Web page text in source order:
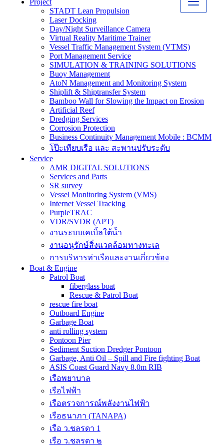
Project
STADT Lean Propulsion
Laser Docking
Day/Night Surveillance Camera
Virtual Reality Maritime Trainer
Vessel Traffic Management System (VTMS)
Port Management Service
SIMULATION & TRAINING SOLUTIONS
Buoy Management
AtoN Management and Monitoring System
Shiplift & Shiptransfer System
Bamboo Wall for Slowing the Impact on Erosion
Artificial Reef
Dredging Services
Corrosion Protection
Business Continuity Management Mobile : BCMM
โป๊ะเทียบเรือ และ สะพานปรับระดับ
Service
AMR DIGITAL SOLUTIONS
Services and Parts
SR survey
Vessel Monitoring System (VMS)
Internet Vessel Tracking
PurpleTRAC
VDR/SVDR (APT)
งานระบบเคเบิ้ลใต้น้ำ
งานอนุรักษ์สิ่งแวดล้อมทางทะเล
การบริหารท่าเรือและงานเกี่ยวข้อง
Boat & Engine
Patrol Boat
fiberglass boat
Rescue & Patrol Boat
rescue fire boat
Outboard Engine
Garbage Boat
anti rolling system
Pontoon Pier
Sediment Suction Dredger Pontoon
Garbage, Anti Oil – Spill and Fire fighting Boat
ASIS Coast Guard Navy 8.0m RIB
เรือพยาบาล
เรือไฟฟ้า
เรือตรวจการณ์พลังงานไฟฟ้า
เรือธนาภา (TANAPA)
เรือ ว.ชลรดา 1
เรือ ว.ชลรดา ๒